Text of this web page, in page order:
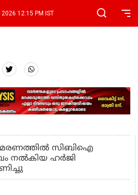
2026 12:15 PM IST
മരണത്തില്‍ സിബിഐ
നല്‍കിയ ഹര്‍ജി